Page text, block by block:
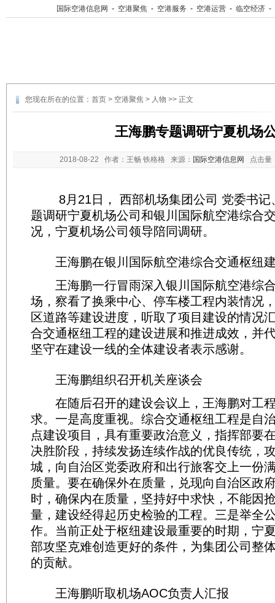
国际空港信息网 - 空港聚焦 - 空港服务 - 空港运营 - 临空经济 -
您现在所在的位置： 首页 > 空港聚焦 > 人物 >> 正文
王海鹏专题调研宁夏机场
2018-08-22 作者：王畅 铁格格 来源： 国际空港信息网 点击量
8月21日， 西部机场集团公司 党委书记
题调研宁夏机场公司和银川国际航空港综合
况，宁夏机场公司领导陪同调研。
王海鹏在银川国际航空港综合交通枢纽
王海鹏一行冒雨深入银川国际航空港综
场，察看了换乘中心、停车楼工程内装情况
区道路等建设进度，听取了项目建设的情况
合交通枢纽工程的建设进展和推进成效，并
坚守在建设一线的全体建设者表示感谢。
王海鹏组织召开机关座谈会
在随后召开的建设会议上，王海鹏对工
求。一是高度重视。综合交通枢纽工程是自
点建设项目，具有重要政治意义，指挥部要
决胜阶段，持续发扬连续作战的优良传统，
城，向自治区党委政府和出行旅客交上一份
质量。要在确保外在质量，兑现向自治区政
时，确保内在质量，坚持好中求快，不能因
量，建设经得起历史检验的工程。三是举全
作。当前正处于枢纽建设最重要的时期，宁
部攻坚克难创造更好的条件，为集团公司整
的贡献。
王海鹏听取机场AOC负责人汇报